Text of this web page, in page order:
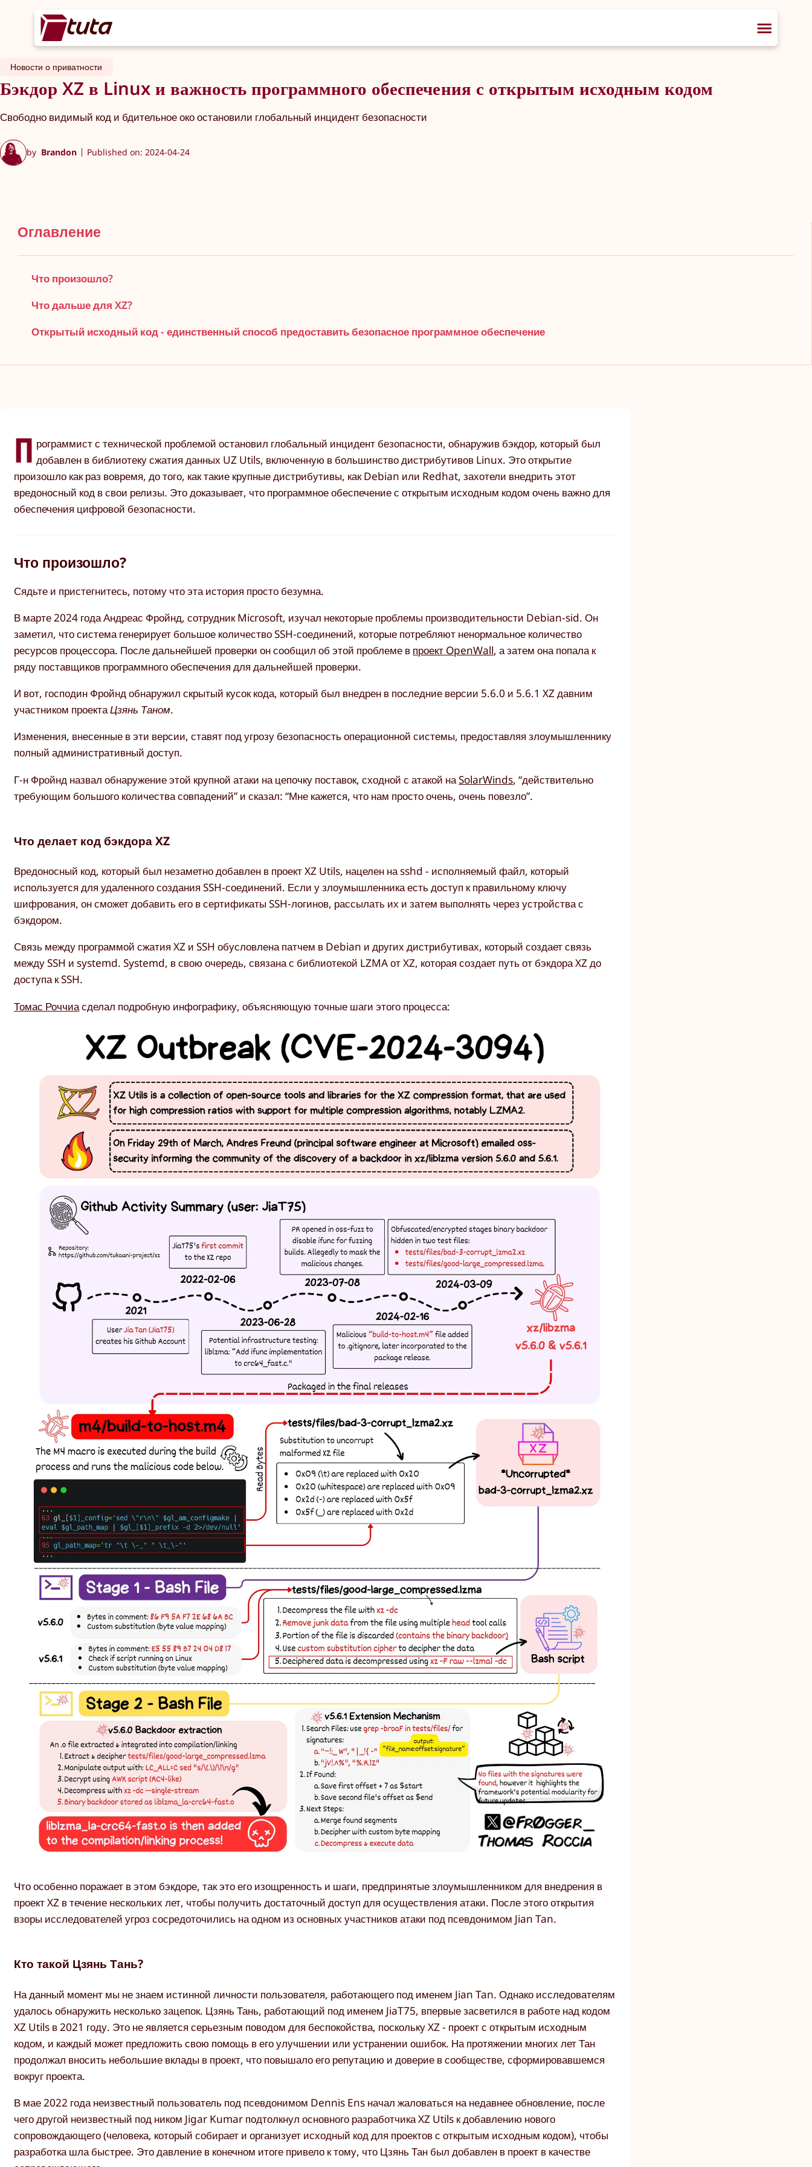
Новости о приватности
Бэкдор XZ в Linux и важность программного обеспечения с открытым исходным кодом
Свободно видимый код и бдительное око остановили глобальный инцидент безопасности
by Brandon Published on: 2024-04-24
Оглавление
Что произошло?
Что дальше для XZ?
Открытый исходный код - единственный способ предоставить безопасное программное обеспечение
П рограммист с технической проблемой остановил глобальный инцидент безопасности, обнаружив бэкдор, который был
добавлен в библиотеку сжатия данных UZ Utils, включенную в большинство дистрибутивов Linux. Это открытие
произошло как раз вовремя, до того, как такие крупные дистрибутивы, как Debian или Redhat, захотели внедрить этот
вредоносный код в свои релизы. Это доказывает, что программное обеспечение с открытым исходным кодом очень важно для
обеспечения цифровой безопасности.
Что произошло?
Сядьте и пристегнитесь, потому что эта история просто безумна.
В марте 2024 года Андреас Фройнд, сотрудник Microsoft, изучал некоторые проблемы производительности Debian-sid. Он
заметил, что система генерирует большое количество SSH-соединений, которые потребляют ненормальное количество
ресурсов процессора. После дальнейшей проверки он сообщил об этой проблеме в проект OpenWall, а затем она попала к
ряду поставщиков программного обеспечения для дальнейшей проверки.
И вот, господин Фройнд обнаружил скрытый кусок кода, который был внедрен в последние версии 5.6.0 и 5.6.1 XZ давним
участником проектаЦзянь Таном.
Изменения, внесенные в эти версии, ставят под угрозу безопасность операционной системы, предоставляя злоумышленнику
полный административный доступ.
Г-н Фройнд назвал обнаружение этой крупной атаки на цепочку поставок, сходной с атакой наSolarWinds, “действительно
требующим большого количества совпадений” и сказал: “Мне кажется, что нам просто очень, очень повезло”.
Что делает код бэкдора XZ
Вредоносный код, который был незаметно добавлен в проект XZ Utils, нацелен наsshd - исполняемый файл, который
используется для удаленного создания SSH-соединений. Если у злоумышленника есть доступ к правильному ключу
шифрования, он сможет добавить его в сертификаты SSH-логинов, рассылать их и затем выполнять через устройства с
бэкдором.
Связь между программой сжатия XZ и SSH обусловлена патчем в Debian и других дистрибутивах, который создает связь
между SSH и systemd. Systemd, в свою очередь, связана с библиотекой LZMA от XZ, которая создает путь от бэкдора XZ до
доступа к SSH.
Томас Роччиасделал подробную инфографику, объясняющую точные шаги этого процесса:
Что особенно поражает в этом бэкдоре, так это его изощренность и шаги, предпринятые злоумышленником для внедрения в
проект XZ в течение нескольких лет, чтобы получить достаточный доступ для осуществления атаки. После этого открытия
взоры исследователей угроз сосредоточились на одном из основных участников атаки под псевдонимом Jian Tan.
Кто такой Цзянь Тань?
На данный момент мы не знаем истинной личности пользователя, работающего под именем Jian Tan. Однако исследователям
удалось обнаружить несколько зацепок. Цзянь Тань, работающий под именем JiaT75, впервые засветился в работе над кодом
XZ Utils в 2021 году. Это не является серьезным поводом для беспокойства, поскольку XZ - проект с открытым исходным
кодом, и каждый может предложить свою помощь в его улучшении или устранении ошибок. На протяжении многих лет Тан
продолжал вносить небольшие вклады в проект, что повышало его репутацию и доверие в сообществе, сформировавшемся
вокруг проекта.
В мае 2022 года неизвестный пользователь под псевдонимом Dennis Ens начал жаловаться на недавнее обновление, после
чего другой неизвестный под ником Jigar Kumar подтолкнул основного разработчика XZ Utils к добавлению нового
сопровождающего (человека, который собирает и организует исходный код для проектов с открытым исходным кодом), чтобы
разработка шла быстрее. Это давление в конечном итоге привело к тому, что Цзянь Тан был добавлен в проект в качестве